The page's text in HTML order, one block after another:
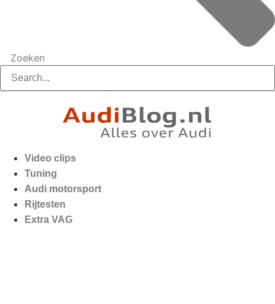
Zoeken
Video clips
Tuning
Audi motorsport
Rijtesten
Extra VAG